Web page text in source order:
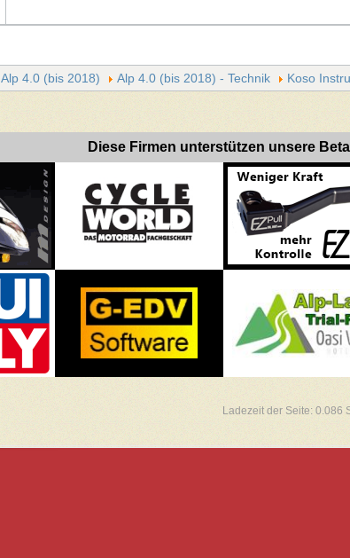
Alp 4.0 (bis 2018) Alp 4.0 (bis 2018) - Technik Koso
Diese Firmen unterstützen unsere
Ladezeit der Seite: 0.086